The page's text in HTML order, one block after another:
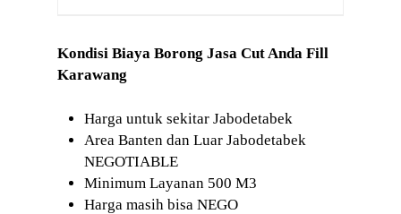
Kondisi Biaya Borong Jasa Cut Anda Fill
Karawang
Harga untuk sekitar Jabodetabek
Area Banten dan Luar Jabodetabek
NEGOTIABLE
Minimum Layanan 500 M3
Harga masih bisa NEGO